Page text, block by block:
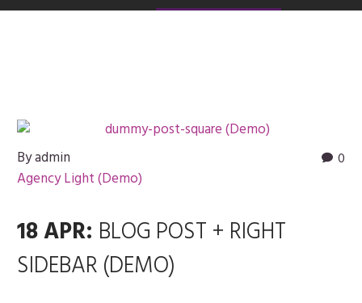
0
By admin
Agency Light (Demo)
18 APR: BLOG POST + RIGHT
SIDEBAR (DEMO)